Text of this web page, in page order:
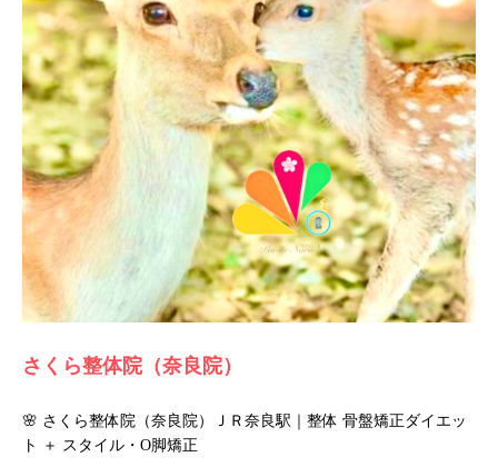
さくら整体院（奈良院）
🌸 さくら整体院（奈良院）ＪＲ奈良駅｜整体 骨盤矯正ダイエッ
ト ＋ スタイル・O脚矯正